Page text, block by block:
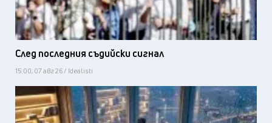
След последния съдийски сигнал
15:00, 07 авг 26 / Idealisti